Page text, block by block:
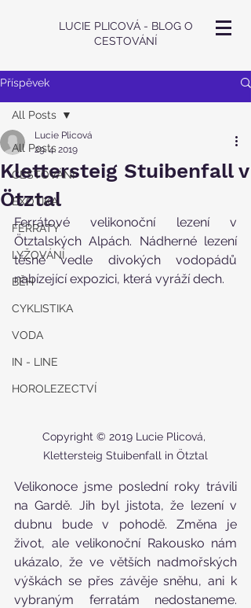
LUCIE PLICOVÁ - BLOG O
CESTOVÁNÍ
Příspěvek
All Posts
CESTOVÁNÍ
EXOTIKA
FERRATY
LYŽOVÁNÍ
BĚH
CYKLISTIKA
VODA
IN - LINE
HOROLEZECTVÍ
All Posts
Klettersteig Stuibenfall v
Ötztal
Lucie Plicová
29. 4. 2019
Ferrátové velikonoční lezení v
Ötztalských Alpách. Nádherné lezení
těsně vedle divokých vodopádů
nabízející expozici, která vyráží dech.
Copyright © 2019 Lucie Plicová,
Klettersteig Stuibenfall in Ötztal
Velikonoce jsme poslední roky trávili
na Gardě. Jih byl jistota, že lezení v
dubnu bude v pohodě. Změna je
život, ale velikonoční Rakousko nám
ukázalo, že ve větších nadmořských
výškách se přes závěje sněhu, ani k
vybraným ferratám nedostaneme.